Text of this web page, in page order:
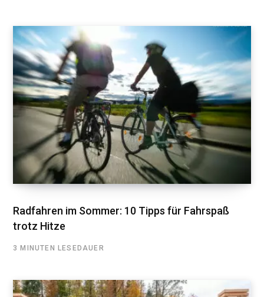
Radfahren im Sommer: 10 Tipps für Fahrspaß
trotz Hitze
3 MINUTEN LESEDAUER